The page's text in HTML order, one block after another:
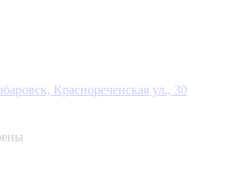
Краснореченская ул., 30